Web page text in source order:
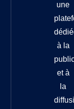
une
à la
et à
la